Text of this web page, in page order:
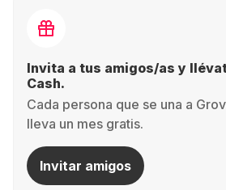
Invita a tus amigos/as y
Cash.
Cada persona que se una a
lleva un mes gratis.
Invitar amigos